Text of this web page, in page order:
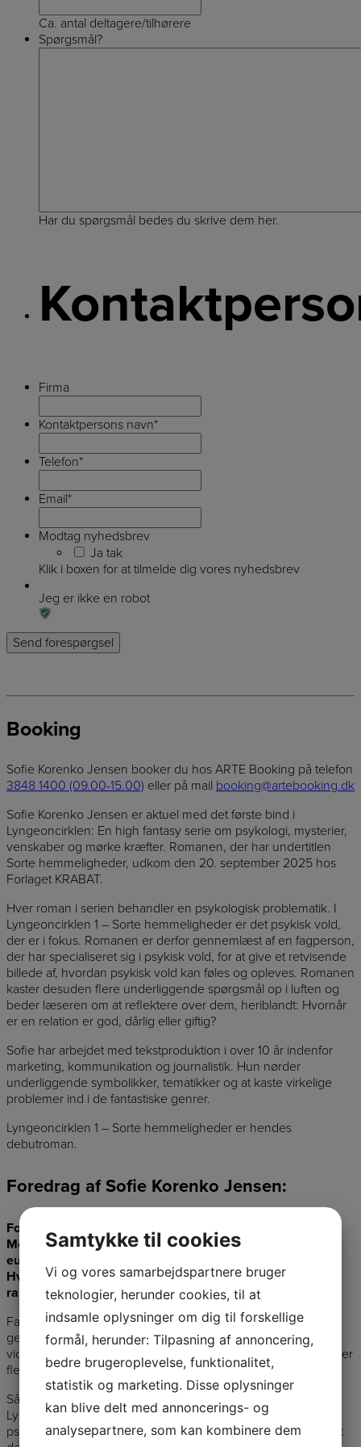
Ca. antal deltagere/tilhørere
Spørgsmål?
Har du spørgsmål bedes du skrive dem her.
Firma
Kontaktpersons navn*
Telefon*
Email*
Modtag nyhedsbrev
Ja tak
Klik i boxen for at tilmelde dig vores nyhedsbrev
Jeg er ikke en robot
Booking
Sofie Korenko Jensen booker du hos ARTE Booking på telefon
3848 1400 (09.00-15.00) eller på mail booking@artebooking.dk
Sofie Korenko Jensen er aktuel med det første bind i
Lyngeoncirklen: En high fantasy serie om psykologi, mysterier,
venskaber og mørke kræfter. Romanen, der har undertitlen
Sorte hemmeligheder, udkom den 20. september 2025 hos
Forlaget KRABAT.
Hver roman i serien behandler en psykologisk problematik. I
Lyngeoncirklen 1 – Sorte hemmeligheder er det psykisk vold,
der er i fokus. Romanen er derfor gennemlæst af en fagperson,
der har specialiseret sig i psykisk vold, for at give et retvisende
billede af, hvordan psykisk vold kan føles og opleves. Romanen
kaster desuden flere underliggende spørgsmål op i luften og
beder læseren om at reflektere over dem, heriblandt: Hvornår
er en relation er god, dårlig eller giftig?
Sofie har arbejdet med tekstproduktion i over 10 år indenfor
marketing, kommunikation og journalistik. Hun nørder
underliggende symbolikker, tematikker og at kaste virkelige
problemer ind i de fantastiske genrer.
Lyngeoncirklen 1 – Sorte hemmeligheder er hendes
debutroman.
Foredrag af Sofie Korenko Jensen:
Foredrag 1:
Monsteret i kælderen er traumer, og eliksiren er et
euforiserende stof:
Hvordan sci-fi, gys og fantasy sætter virkelige problemer i
rampelyset.
Fantastiske genrer kan bruges som et filter til at
gennemarbejde dystre temaer. De magiske, uhyggelige eller
videnskabeligt overnaturlige elementer dækker som regel over
flere skjulte historier, end vi umiddelbart først tror.
Sådan er det også med Sofie Korenko Jensens roman,
Lyngeoncirklen 1 – Sorte hemmeligheder, der handler om
psykisk vold. Her refereres der til virkelige problemer, uden at
Samtykke til cookies
Vi og vores samarbejdspartnere bruger
teknologier, herunder cookies, til at
indsamle oplysninger om dig til forskellige
formål, herunder: Tilpasning af annoncering,
bedre brugeroplevelse, funktionalitet,
statistik og marketing. Disse oplysninger
kan blive delt med annoncerings- og
analysepartnere, som kan kombinere dem